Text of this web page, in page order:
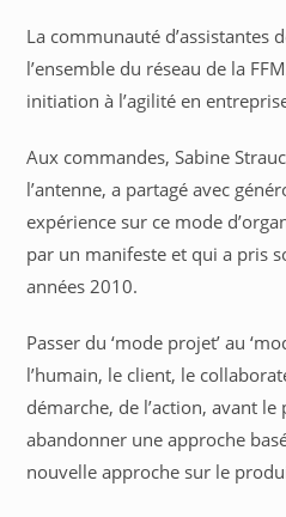
La communauté d’assistantes
l’ensemble du réseau de la
initiation à l’agilité en
Aux commandes, Sabine
l’antenne, a partagé avec
expérience sur ce mode
par un manifeste et qui a pris
années 2010.
Passer du ‘mode projet’ au
l’humain, le client, le
démarche, de l’action, avant le
abandonner une approche
nouvelle approche sur le